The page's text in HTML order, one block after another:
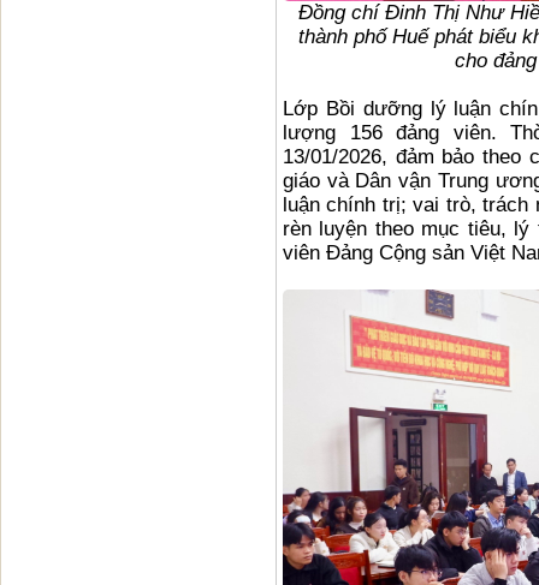
Đồng chí Đinh Thị Như
thành phố Huế phát biểu
cho
Lớp Bồi dưỡng lý luận
lượng 156 đảng viên.
13/01/2026, đảm bảo theo
giáo và Dân vận Trung
luận chính trị; vai trò, trách
rèn luyện theo mục tiêu,
viên Đảng Cộng sản Việt